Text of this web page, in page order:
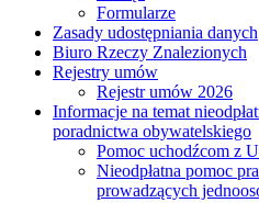
Formularze
Zasady udostępniania danych
Biuro Rzeczy Znalezionych
Rejestry umów
Rejestr umów 2026
Informacje na temat
poradnictwa obywatelskiego
Pomoc uchodźcom z
Nieodpłatna pomoc
prowadzących